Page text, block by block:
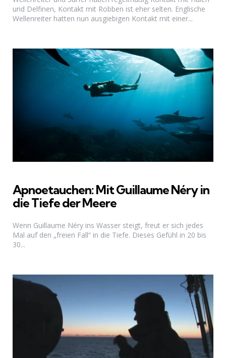
und Delfinen, Kontakt mit Robben ist eher selten. Englische
Wellenreiter hatten nun ausgiebigen Kontakt mit einer...
Apnoetauchen: Mit Guillaume Néry in
die Tiefe der Meere
Wenn Guillaume Néry ins Wasser steigt, freut er sich jedes
Mal auf den „freien Fall“ in die Tiefe. Dieses Gefühl in 20 bis
30...